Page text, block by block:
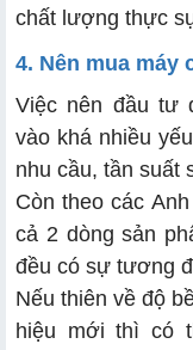
chất lượng thực
4. Nên mua máy
Việc nên đầu tư
vào khá nhiều
nhu cầu, tần suất
Còn theo các
cả 2 dòng sản
đều có sự tương
Nếu thiên về độ
hiệu mới thì có